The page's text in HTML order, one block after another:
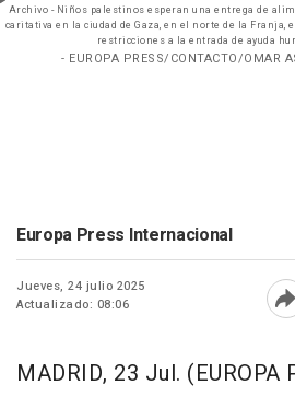
Archivo - Niños palestinos esperan una entrega de
caritativa en la ciudad de Gaza, en el norte de la Franja,
restricciones a la entrada de ayuda
- EUROPA PRESS/CONTACTO/OMAR
Europa Press Internacional
Jueves, 24 julio 2025
Actualizado: 08:06
MADRID, 23 Jul. (EUROPA